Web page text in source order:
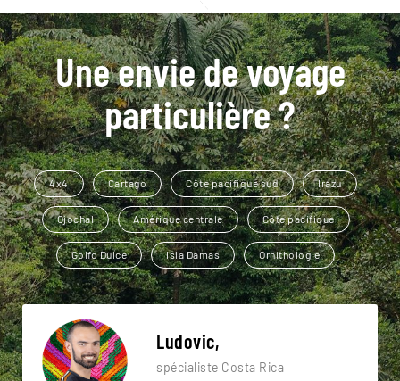
Une envie de voyage
particulière ?
4x4 Cartago Côte pacifique sud Irazu
Ojochal Amérique centrale Côte pacifique
Golfo Dulce Isla Damas Ornithologie
Ludovic,
spécialiste Costa Rica